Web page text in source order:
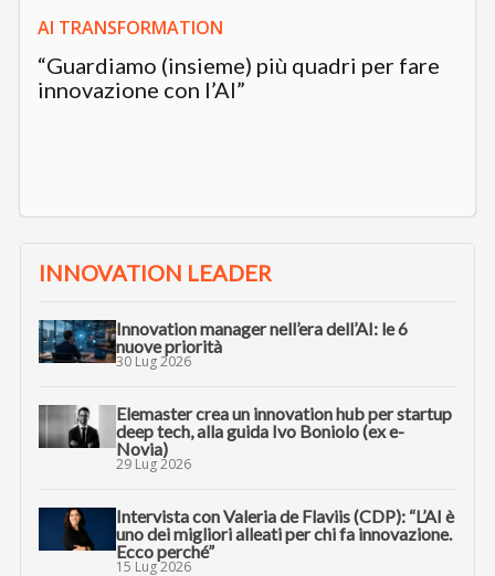
AI TRANSFORMATION
“Guardiamo (insieme) più quadri per fare
innovazione con l’AI”
INNOVATION LEADER
Innovation manager nell’era dell’AI: le 6
nuove priorità
30 Lug 2026
Elemaster crea un innovation hub per startup
deep tech, alla guida Ivo Boniolo (ex e-
Novia)
29 Lug 2026
Intervista con Valeria de Flaviis (CDP): “L’AI è
uno dei migliori alleati per chi fa innovazione.
Ecco perché”
15 Lug 2026